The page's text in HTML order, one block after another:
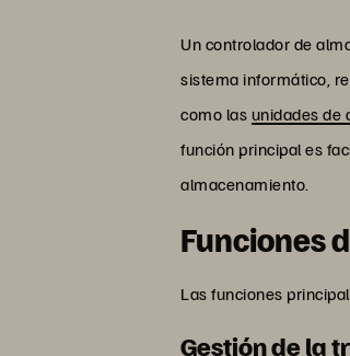
Un controlador de
sistema informático,
como las unidades de
función principal es
almacenamiento.
Funciones
Las funciones
Gestión de la